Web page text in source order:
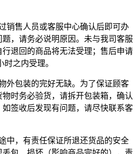
销售人员或客服中心确认后即可办
，请务必说明原因。未与我司客服
退回的商品将无法受理；售后申请
之内受理。
外包装的完好无缺。为了保证顾客
时务必验货，请拆开包装箱，确认
签收后发现有问题，请尽快联系客
中，有责任保证所退还货品的安全